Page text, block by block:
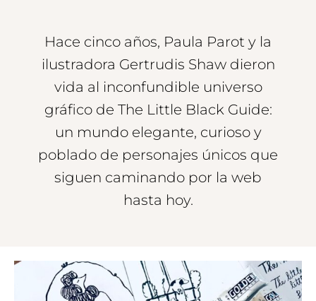
Hace cinco años, Paula Parot y la
ilustradora Gertrudis Shaw dieron
vida al inconfundible universo
gráfico de The Little Black Guide:
un mundo elegante, curioso y
poblado de personajes únicos que
siguen caminando por la web
hasta hoy.